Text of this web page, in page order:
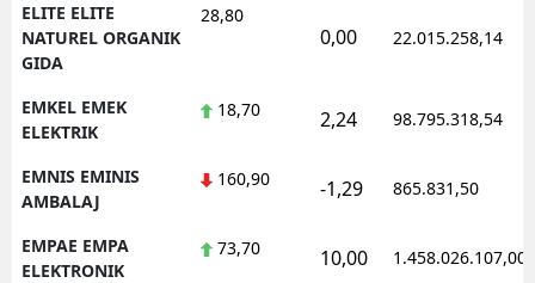
ELITE ELITE
NATUREL ORGANIK
GIDA
28,80
0,00 22.015.258,14
EMKEL EMEK
ELEKTRIK
18,70 2,24 98.795.318,54
EMNIS EMINIS
AMBALAJ
160,90 -1,29 865.831,50
EMPAE EMPA
ELEKTRONIK
73,70 10,00 1.458.026.107,00